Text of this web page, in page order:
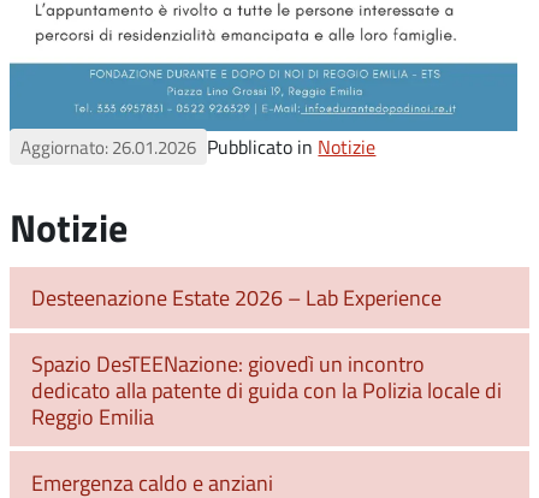
Aggiornato: 26.01.2026 Pubblicato in Notizie
Notizie
Desteenazione Estate 2026 – Lab Experience
Spazio DesTEENazione: giovedì un incontro
dedicato alla patente di guida con la Polizia locale di
Reggio Emilia
Emergenza caldo e anziani